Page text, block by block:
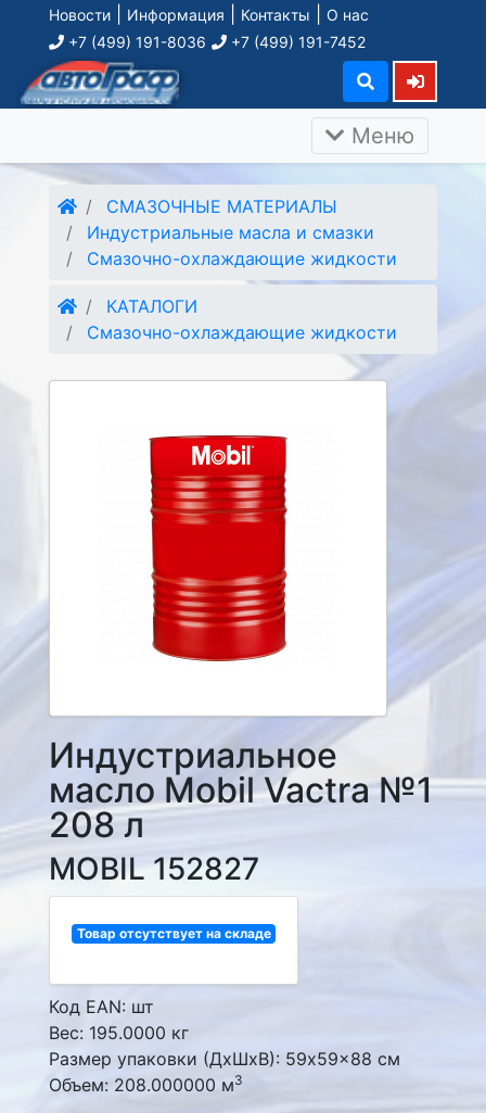
Новости Информация Контакты
О нас
+7 (499) 191-8036
+7 (499) 191-7452
Меню
СМАЗОЧНЫЕ МАТЕРИАЛЫ
Индустриальные масла и смазки
Смазочно-охлаждающие жидкости
КАТАЛОГИ
Смазочно-охлаждающие жидкости
Индустриальное
масло Mobil Vactra №1
208 л
MOBIL 152827
Товар отсутствует на складе
Код EAN: шт
Вес: 195.0000 кг
Размер упаковки (ДxШxВ): 59x59x88 см
Объем: 208.000000 м3